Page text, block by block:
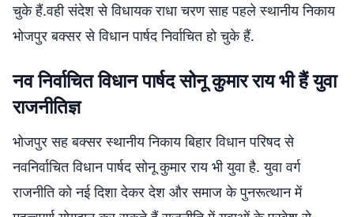
चुके हैं.वही संदेश से विधायक राधा चरण साह पहले स्थानीय निकाय
भोजपुर बक्सर से विधान पार्षद निर्वाचित हो चुके हैं.
नव निर्वाचित विधान पार्षद सोनू कुमार राय भी हैं युवा
राजनीतिज्ञ
भोजपुर सह बक्सर स्थानीय निकाय बिहार विधान परिषद से
नवनिर्वाचित विधान पार्षद सोनू कुमार राय भी युवा है. युवा वर्ग
राजनीति को नई दिशा देकर देश और समाज के पुनरूत्थान में